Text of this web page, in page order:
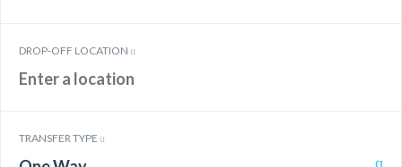
DROP-OFF LOCATION
TRANSFER TYPE